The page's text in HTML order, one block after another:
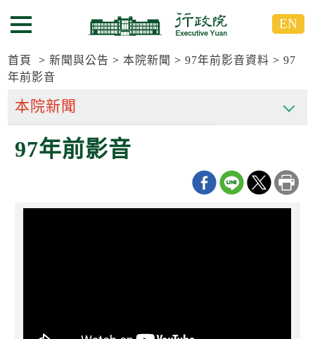
到
要
內
塊
到
要
內
塊
選單按鈕 EN
首頁 新聞與公告 本院新聞 97年前影音資料
97
年前影音
97年前影音